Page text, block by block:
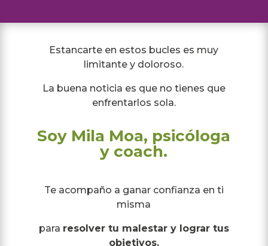
Estancarte en estos bucles es muy
limitante y doloroso.
La buena noticia es que no tienes que
enfrentarlos sola.
Soy Mila Moa, psicóloga
y coach.
Te acompaño a ganar confianza en ti
misma
para resolver tu malestar y lograr tus
objetivos.